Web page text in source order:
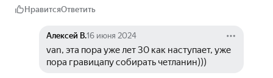
НравитсяОтветить
Алексей В.16 июня 2024
van, эта пора уже лет 30 как наступает, уже
пора гравицапу собирать четланин)))